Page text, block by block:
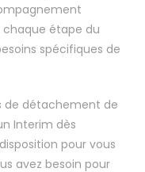
étape du
spécifiques de
de détachement de
Interim dès
pour vous
avez besoin pour